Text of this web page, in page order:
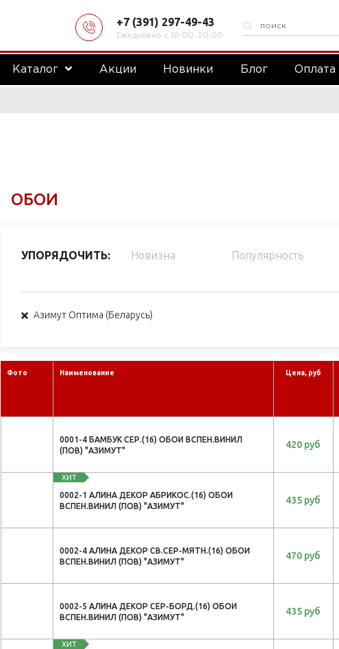
+7 (391) 297-49-43
Ежедневно с 10:00‒20:00
Каталог Акции Новинки Блог Оплата
ОБОИ
УПОРЯДОЧИТЬ: Новизна Популярность
Азимут Оптима (Беларусь)
Фото Наименование Цена, руб
0001-4 БАМБУК СЕР.(16) ОБОИ ВСПЕН.ВИНИЛ
(ПОВ) "АЗИМУТ"
420 руб
ХИТ
0002-1 АЛИНА ДЕКОР АБРИКОС.(16) ОБОИ
ВСПЕН.ВИНИЛ (ПОВ) "АЗИМУТ"
435 руб
0002-4 АЛИНА ДЕКОР СВ.СЕР-МЯТН.(16) ОБОИ
ВСПЕН.ВИНИЛ (ПОВ) "АЗИМУТ"
470 руб
0002-5 АЛИНА ДЕКОР СЕР-БОРД.(16) ОБОИ
ВСПЕН.ВИНИЛ (ПОВ) "АЗИМУТ"
435 руб
ХИТ